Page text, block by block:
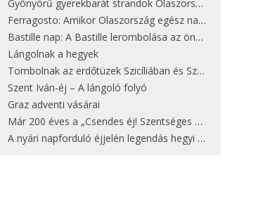
Gyönyörű gyerekbarát strandok Olaszországban - megmutatjuk a 15 legjobbat
Ferragosto: Amikor Olaszország egész nap nyaral
Bastille nap: A Bastille lerombolása az önkényuralom végét jelentette
Lángolnak a hegyek
Tombolnak az erdőtüzek Szicíliában és Szardínián
Szent Iván-éj – A lángoló folyó
Graz adventi vásárai
Már 200 éves a „Csendes éj! Szentséges éj!”
A nyári napforduló éjjelén legendás hegyi tüzek világítják meg Zugspitzét